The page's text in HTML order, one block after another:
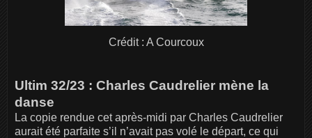
Crédit : A Courcoux
Ultim 32/23 : Charles Caudrelier mène la
danse
La copie rendue cet après-midi par Charles Caudrelier
aurait été parfaite s’il n’avait pas volé le départ, ce qui